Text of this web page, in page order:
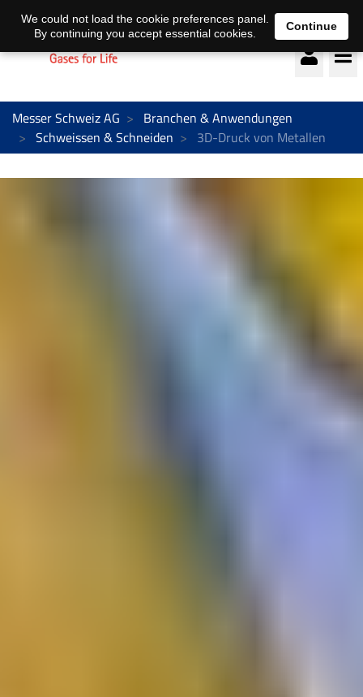
Deutsch français
Messer Schweiz AG
Branchen & Anwendungen
Schweissen & Schneiden
3D-Druck von Metallen
We could not load the cookie preferences panel.
By continuing you accept essential cookies.
Continue